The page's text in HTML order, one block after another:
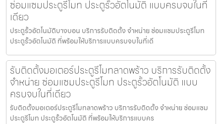
ซ่อมแซมประตูรีโมท ประตูรั้วอัตโนมัติ แบบครบจบในที่
เดียว
ประตูรั้วอัตโนมัติบางบอน บริการรับติดตั้ง จำหน่าย ซ่อมแซมประตูรีโมท
ประตูรั้วอัตโนมัติ ที่พร้อมให้บริการแบบครบจบในที่เดี
รับติดตั้งมอเตอร์ประตูรีโมทลาดพร้าว บริการรับติดตั้ง
จำหน่าย ซ่อมแซมประตูรีโมท ประตูรั้วอัตโนมัติ แบบ
ครบจบในที่เดียว
รับติดตั้งมอเตอร์ประตูรีโมทลาดพร้าว บริการรับติดตั้ง จำหน่าย ซ่อมแซม
ประตูรีโมท ประตูรั้วอัตโนมัติ ที่พร้อมให้บริการแบบคร